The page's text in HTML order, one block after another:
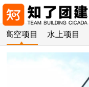
高空项目 水上项目